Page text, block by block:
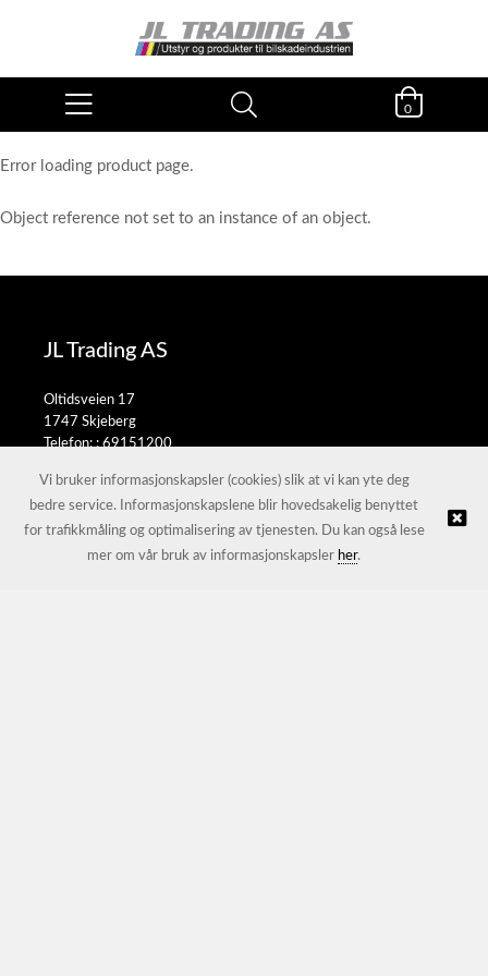
0
Error loading product page.
Object reference not set to an instance of an object.
JL Trading AS
Oltidsveien 17
1747 Skjeberg
Telefon: :69151200
© JL Trading AS |Nettbutikk levert av Kréatif
Vi bruker informasjonskapsler (cookies) slik at vi kan yte deg
bedre service. Informasjonskapslene blir hovedsakelig benyttet
for trafikkmåling og optimalisering av tjenesten. Du kan også lese
mer om vår bruk av informasjonskapsler her.